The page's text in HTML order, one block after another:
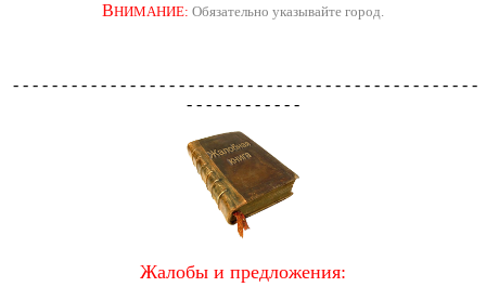
ВНИМАНИЕ: Обязательно указывайте город.
- - - - - - - - - - - - - - - - - - - - - - - - - - - - - - - - - - - - - - - - - - - - - - - -
- - - - - - - - - - - -
Жалобы и предложения: